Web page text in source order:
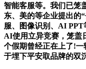
智能客服等。我们已笼
东、美的等企业提出的
服、图像识别、AI
AI使用立异竞赛，笼盖
个假期曾经正在上了!
于埋下平安取品牌的双